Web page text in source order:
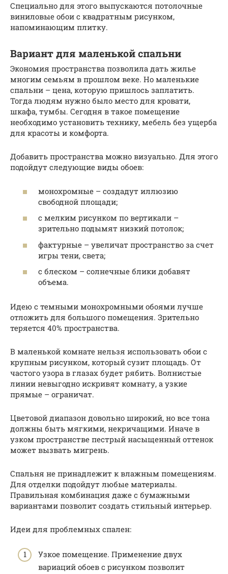
Специально для этого выпускаются потолочные
виниловые обои с квадратным рисунком,
напоминающим плитку.
Вариант для маленькой спальни
Экономия пространства позволила дать жилье
многим семьям в прошлом веке. Но маленькие
спальни – цена, которую пришлось заплатить.
Тогда людям нужно было место для кровати,
шкафа, тумбы. Сегодня в такое помещение
необходимо установить технику, мебель без ущерба
для красоты и комфорта.
Добавить пространства можно визуально. Для этого
подойдут следующие виды обоев:
монохромные – создадут иллюзию
свободной площади;
с мелким рисунком по вертикали –
зрительно подымят низкий потолок;
фактурные – увеличат пространство за счет
игры тени, света;
с блеском – солнечные блики добавят
объема.
Идею с темными монохромными обоями лучше
отложить для большого помещения. Зрительно
теряется 40% пространства.
В маленькой комнате нельзя использовать обои с
крупным рисунком, который сузит площадь. От
частого узора в глазах будет рябить. Волнистые
линии невыгодно искривят комнату, а узкие
прямые – ограничат.
Цветовой диапазон довольно широкий, но все тона
должны быть мягкими, некричащими. Иначе в
узком пространстве пестрый насыщенный оттенок
может вызвать мигрень.
Спальня не принадлежит к влажным помещениям.
Для отделки подойдут любые материалы.
Правильная комбинация даже с бумажными
вариантами позволит создать стильный интерьер.
Идеи для проблемных спален:
Узкое помещение. Применение двух
вариаций обоев с рисунком позволит